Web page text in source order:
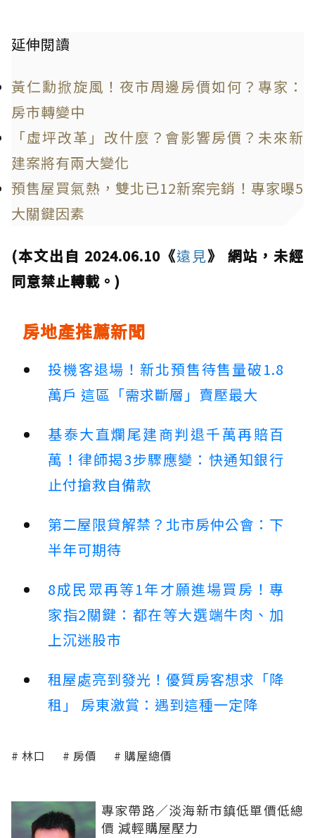
延伸閱讀
黃仁勳掀旋風！夜市周邊房價如何？專家：
房市轉變中
「虛坪改革」改什麼？會影響房價？未來新
建案將有兩大變化
預售屋買氣熱，雙北已12新案完銷！專家曝5
大關鍵因素
(本文出自 2024.06.10《遠見》 網站，未經
同意禁止轉載。)
房地產推薦新聞
投機客退場！新北預售待售量破1.8
萬戶 這區「需求斷層」賣壓最大
基泰大直爛尾建商判退千萬再賠百
萬！律師揭3步驟應變：快通知銀行
止付搶救自備款
第二屋限貸解禁？北市房仲公會：下
半年可期待
8成民眾再等1年才願進場買房！專
家指2關鍵：都在等大選端牛肉、加
上沉迷股市
租屋處亮到發光！優質房客想求「降
租」 房東激賞：遇到這種一定降
林口 房價 購屋總價
專家帶路／淡海新市鎮低單價低總
價 減輕購屋壓力